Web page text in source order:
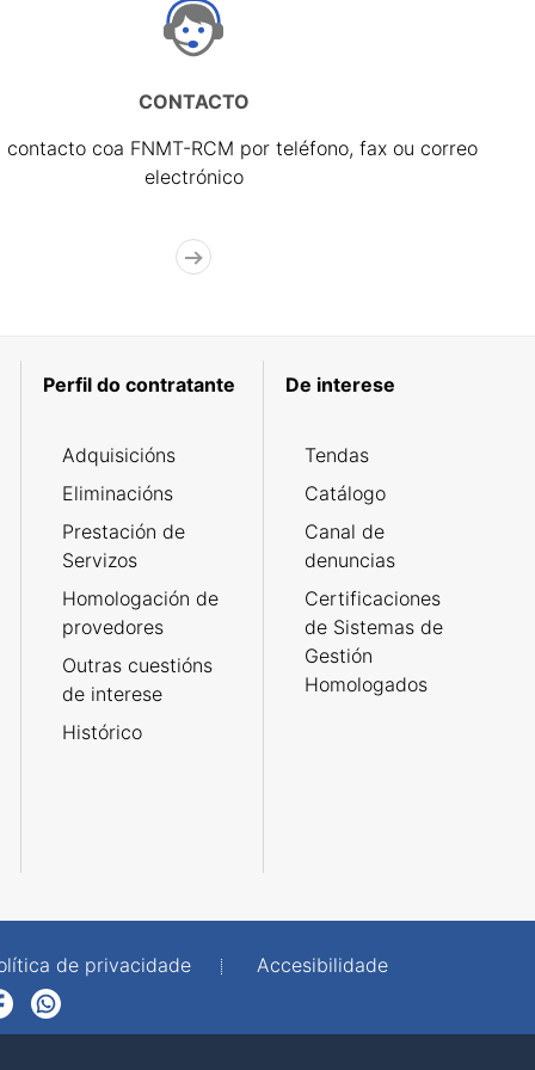
CONTACTO
contacto coa FNMT-RCM por teléfono, fax ou correo
electrónico
Perfil do contratante
Adquisicións
Eliminacións
Prestación de
Servizos
Homologación de
provedores
Outras cuestións
de interese
Histórico
De interese
Tendas
Catálogo
Canal de
denuncias
Certificaciones
de Sistemas de
Gestión
Homologados
de privacidade
Accesibilidade